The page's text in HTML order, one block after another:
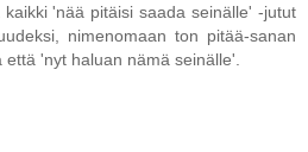
'nää pitäisi saada seinälle' -jutut
nimenomaan ton pitää-sanan
'nyt haluan nämä seinälle'.